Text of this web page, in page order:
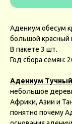
Адениум обесум
большой красный
В пакете 3 шт.
Год сбора семян:
Адениум
небольшое
Африки, Азии и
понятно почему